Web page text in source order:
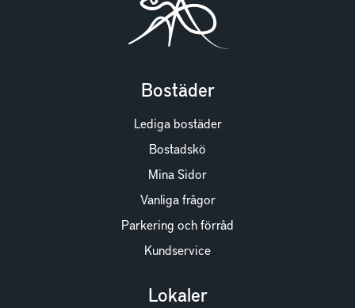
Bostäder
Lediga bostäder
Bostadskö
Mina Sidor
Vanliga frågor
Parkering och förråd
Kundservice
Lokaler